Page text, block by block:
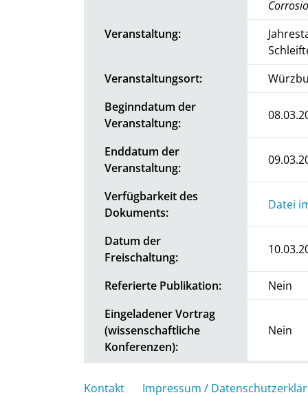
Veranstaltung:
Veranstaltungsort:
Beginndatum der
Veranstaltung:
Enddatum der
Veranstaltung:
Verfügbarkeit des
Dokuments:
Datei
Datum der
Freischaltung:
Referierte Publikation:
Nein
Eingeladener Vortrag
(wissenschaftliche
Konferenzen):
Nein
Kontakt Impressum /